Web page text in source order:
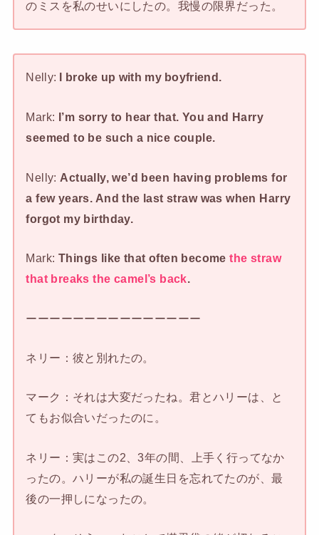
のミスを私のせいにしたの。我慢の限界だった。
Nelly: I broke up with my boyfriend.
Mark:
I’m sorry to hear that. You and Harry
seemed to be such a nice couple.
Nelly: Actually, we’d been having problems for
a few years. And the last straw was when Harry
forgot my birthday.
Mark: Things like that often becomethe straw
that breaks the camel’s back.
ーーーーーーーーーーーーーーー
ネリー：彼と別れたの。
マーク：それは大変だったね。君とハリーは、と
てもお似合いだったのに。
ネリー：実はこの2、3年の間、上手く行ってなか
ったの。ハリーが私の誕生日を忘れてたのが、最
後の一押しになったの。